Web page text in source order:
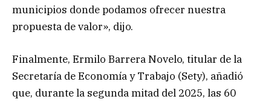
municipios donde podamos ofrecer nuestra
propuesta de valor», dijo.
Finalmente, Ermilo Barrera Novelo, titular de la
Secretaría de Economía y Trabajo (Sety), añadió
que, durante la segunda mitad del 2025, las 60